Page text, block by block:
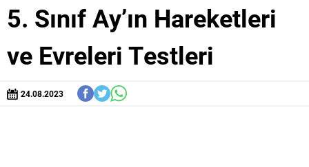
5. Sınıf Ay’ın Hareketleri
ve Evreleri Testleri
24.08.2023